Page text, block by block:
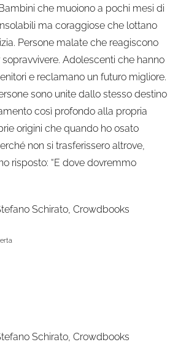
che muoiono a pochi mesi di
ma coraggiose che lottano
Persone malate che reagiscono
Adolescenti che hanno
e reclamano un futuro migliore.
sono unite dallo stesso destino
così profondo alla propria
origini che quando ho osato
non si trasferissero altrove,
risposto: “E dove dovremmo